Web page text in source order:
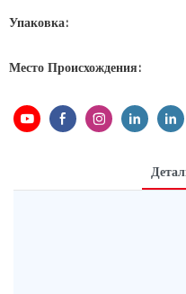
Упаковка:
Место Происхождения: